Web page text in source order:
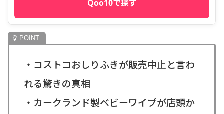
Qoo10で探す
・コストコおしりふきが販売中止と言わ
れる驚きの真相
・カークランド製ベビーワイプが店頭か